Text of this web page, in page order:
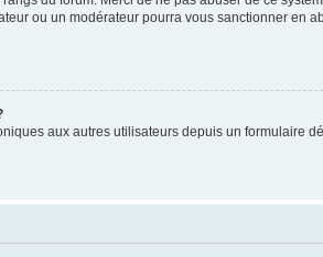
ou un modérateur pourra vous sanctionner en
aux autres utilisateurs depuis un formulaire